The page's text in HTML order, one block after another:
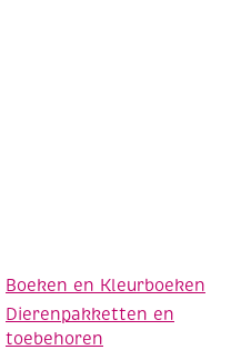
Boeken en Kleurboeken
Dierenpakketten en
toebehoren